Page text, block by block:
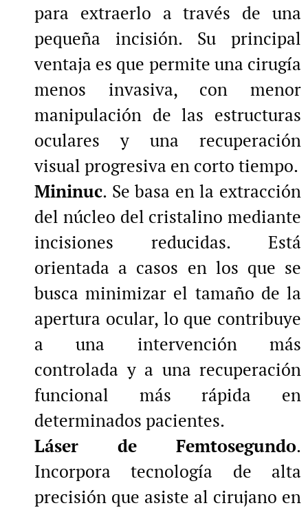
para extraerlo a través de una
pequeña incisión. Su principal
ventaja es que permite una cirugía
menos invasiva, con menor
manipulación de las estructuras
oculares y una recuperación
visual progresiva en corto tiempo.
Mininuc. Se basa en la extracción
del núcleo del cristalino mediante
incisiones reducidas. Está
orientada a casos en los que se
busca minimizar el tamaño de la
apertura ocular, lo que contribuye
a una intervención más
controlada y a una recuperación
funcional más rápida en
determinados pacientes.
Láser de Femtosegundo.
Incorpora tecnología de alta
precisión que asiste al cirujano en